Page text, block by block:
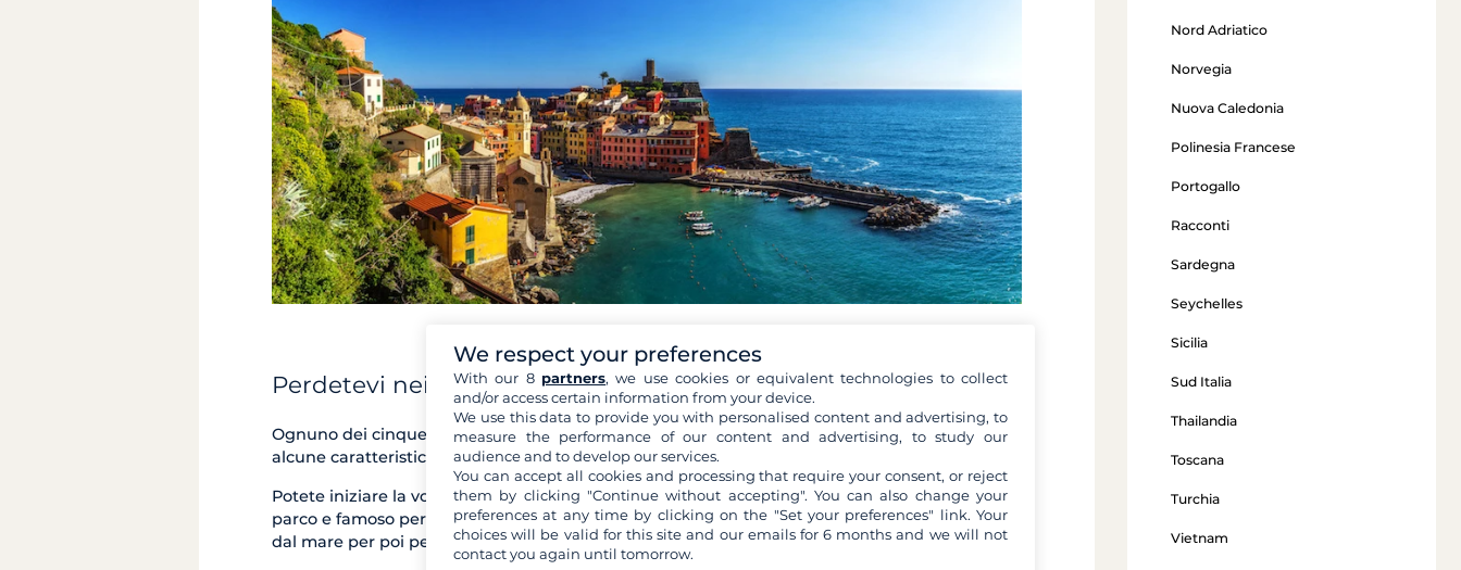
Perdetevi nei vicoli dei cinque borghi
Ognuno dei cinque paesi merita una visita speciale, perché sono tutti diversi anche se hanno
alcune caratteristiche in comune e vi daranno cosìun assaggio della regione.
Potete iniziare la vostra vacanza in barca aRiomaggiore , situato nella parte meridionale del
parco e famoso per i suoi campanili e il suo castello. Cogliete l'occasione di ammirare il paese
dal mare per poi perdervi nelle sue stradine, fermatevi in un bar e godetevi il sole.
Nord Adriatico
Norvegia
Nuova Caledonia
Polinesia Francese
Portogallo
Racconti
Sardegna
Seychelles
Sicilia
Sud Italia
Thailandia
Toscana
Turchia
Vietnam
We respect your preferences
With our 8 partners, we use cookies or equivalent technologies to collect
and/or access certain information from your device.
We use this data to provide you with personalised content and advertising, to
measure the performance of our content and advertising, to study our
audience and to develop our services.
You can accept all cookies and processing that require your consent, or reject
them by clicking "Continue without accepting". You can also change your
preferences at any time by clicking on the "Set your preferences" link. Your
choices will be valid for this site and our emails for 6 months and we will not
contact you again until tomorrow.